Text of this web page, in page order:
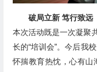
破局立新 笃行致远
本次活动既是一次凝聚
长的“培训会”。今后我
怀揣教育热忱，心有山